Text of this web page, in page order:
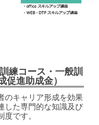
練コース・一般訓
促進助成金）
のキャリア形成を効果
した専門的な知識及び
です。